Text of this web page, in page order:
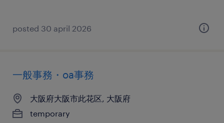
posted 30 april 2026
一般事務・oa事務
大阪府大阪市此花区, 大阪府
temporary